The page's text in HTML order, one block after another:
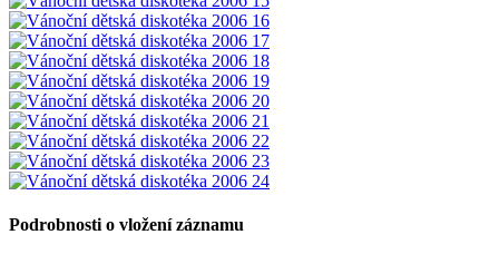
Podrobnosti o vložení záznamu